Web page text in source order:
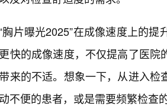
胸片曝光2025”在成像速度上的
快的成像速度，不仅提高了医
来的不适。想象一下，从进入
不便的患者，或是需要频繁检查